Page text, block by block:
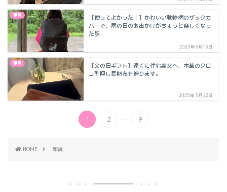
雑貨
【使ってよかった！】かわいい動物柄のザックカ
バーで、雨の日のお出かけがちょっと楽しくなっ
た話
2025年6月15日
雑貨
【父の日ギフト】遠くに住む義父へ、本革のクロ
コ型押し長財布を贈ります。
2025年5月22日
1 2 ... 9
HOME 雑貨